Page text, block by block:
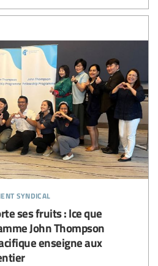
syndical
ses fruits : lce que
John Thompson
enseigne aux